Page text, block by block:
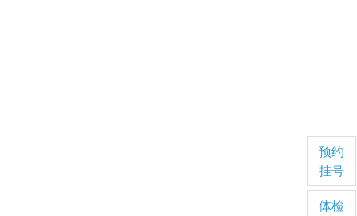
预约
挂号
体检